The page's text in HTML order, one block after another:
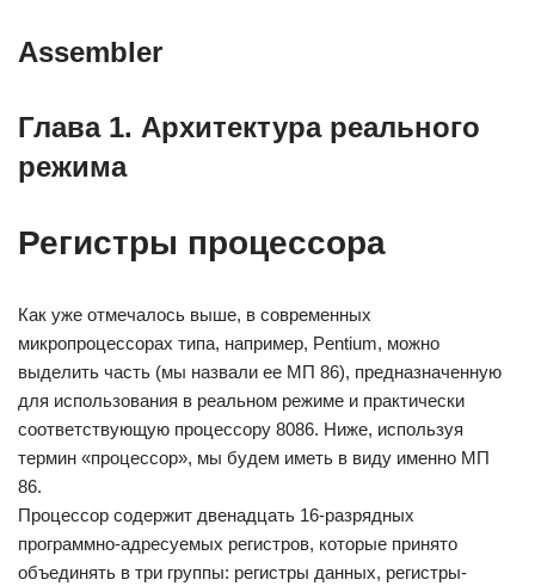
Assembler
Глава 1. Архитектура реального
режима
Регистры процессора
Как уже отмечалось выше, в современных
микропроцессорах типа, например, Pentium, можно
выделить часть (мы назвали ее МП 86), предназначенную
для использования в реальном режиме и практически
соответствующую процессору 8086. Ниже, используя
термин «процессор», мы будем иметь в виду именно МП
86.
Процессор содержит двенадцать 16-разрядных
программно-адресуемых регистров, которые принято
объединять в три группы: регистры данных, регистры-